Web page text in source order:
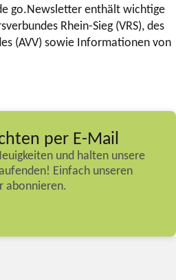
go.Newsletter enthält wichtige
Rhein-Sieg (VRS), des
(AVV) sowie Informationen von
per E-Mail
und halten unsere
Einfach unseren
abonnieren.